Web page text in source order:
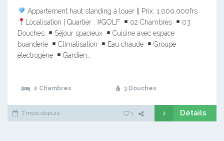
Appartement haut standing à louer || Prix: 1.000.000frs
Localisation | Quartier : #GOLF
02 Chambres
03
Douches
Séjour spacieux
Cuisine avec espace
buanderie
Climatisation Eau chaude
Groupe
électrogène
Gardien…
2 Chambres 3 Douches
7 mois depuis 1 Détails